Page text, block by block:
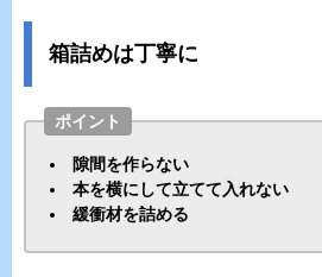
箱詰めは丁寧に
ポイント
隙間を作らない
本を横にして立てて入れない
緩衝材を詰める